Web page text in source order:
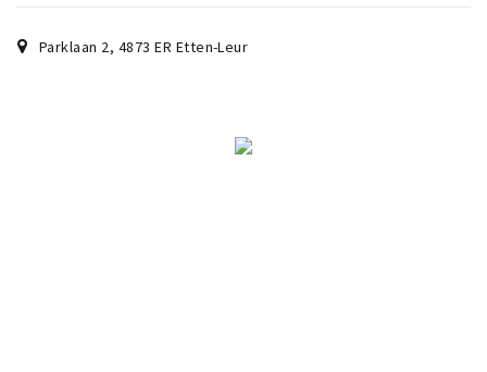
Parklaan 2, 4873 ER Etten-Leur